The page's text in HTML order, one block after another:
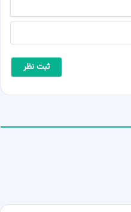
م
م
م